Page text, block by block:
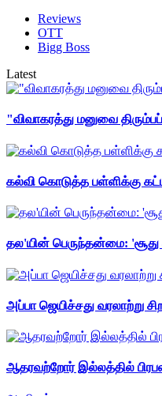
Reviews
OTT
Bigg Boss
Latest
"விவாகரத்து மனுவை
கல்வி கொடுத்த பள்ளிக்கு
தல'யின் பெருந்தன்மை: 'சூது
அப்பா ஜெயிச்சது வரலாற்று
ஆதரவற்றோர் இல்லத்தில் பிரபல